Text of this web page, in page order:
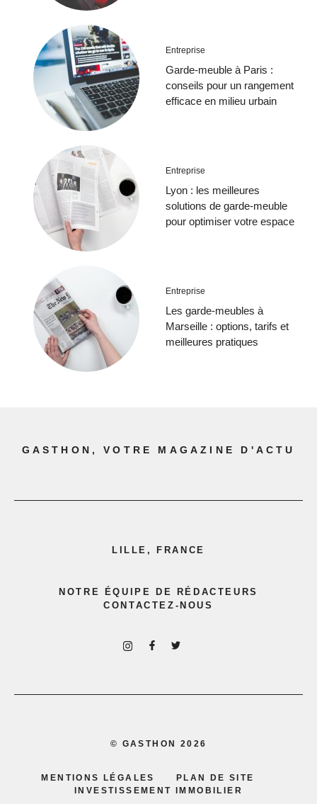
Entreprise
Garde-meuble à Paris :
conseils pour un rangement
efficace en milieu urbain
Entreprise
Lyon : les meilleures
solutions de garde-meuble
pour optimiser votre espace
Entreprise
Les garde-meubles à
Marseille : options, tarifs et
meilleures pratiques
GASTHON, VOTRE MAGAZINE D'ACTU
LILLE, FRANCE
NOTRE ÉQUIPE DE RÉDACTEURS
CONTACTEZ-NOUS
© GASTHON 2026
MENTIONS LÉGALES
PLAN DE SITE
INVESTISSEMENT IMMOBILIER